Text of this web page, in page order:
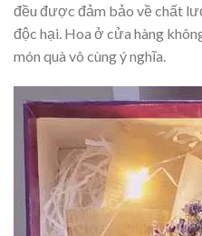
đều được đảm bảo về chất
độc hại. Hoa ở cửa hàng
món quà vô cùng ý nghĩa.